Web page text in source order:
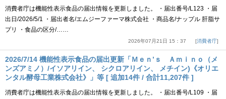
消費者庁は機能性表示食品の届出情報を更新しました。 ・届出番号/L123 ・届
出日/2026/5/1 ・届出者名/エムジーファーマ株式会社 ・商品名/ナップル 肝脂サ
プリ ・食品の区分/……
2026年07月21日 15：37 消費者庁
2026/7/14 機能性表示食品の届出更新「Ｍｅｎ’ｓ Ａｍｉｎｏ（メ
ンズアミノ）/イソアリイン、 シクロアリイン、 メチイン)《オリエ
ンタル酵母工業株式会社》」等 [ 追加14件 / 合計11,207件 ]
消費者庁は機能性表示食品の届出情報を更新しました。 ・届出番号/L109 ・届